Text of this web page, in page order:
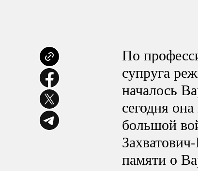
По
супруга
началось
сегодня
большой
памяти о